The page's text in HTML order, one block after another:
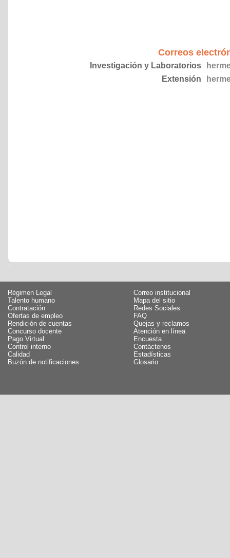
Correos
Investigación y Laboratorios
Extensión
Régimen Legal
Talento humano
Contratación
Ofertas de empleo
Rendición de cuentas
Concurso docente
Pago Virtual
Control interno
Calidad
Buzón de notificaciones
Correo institucional
Mapa del sitio
Redes Sociales
FAQ
Quejas y reclamos
Atención en línea
Encuesta
Contáctenos
Estadísticas
Glosario